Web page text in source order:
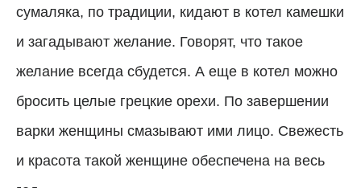
сумаляка, по традиции, кидают в котел камешки
и загадывают желание. Говорят, что такое
желание всегда сбудется. А еще в котел можно
бросить целые грецкие орехи. По завершении
варки женщины смазывают ими лицо. Свежесть
и красота такой женщине обеспечена на весь